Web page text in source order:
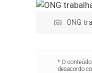
ONG
* O
desacordo